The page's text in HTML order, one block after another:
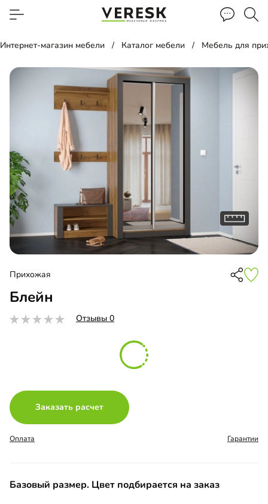
Интернет-магазин мебели Каталог мебели Мебель для
Прихожая
Блейн
Отзывы 0
Заказать расчет
Оплата Гарантии
Базовый размер. Цвет подбирается на заказ